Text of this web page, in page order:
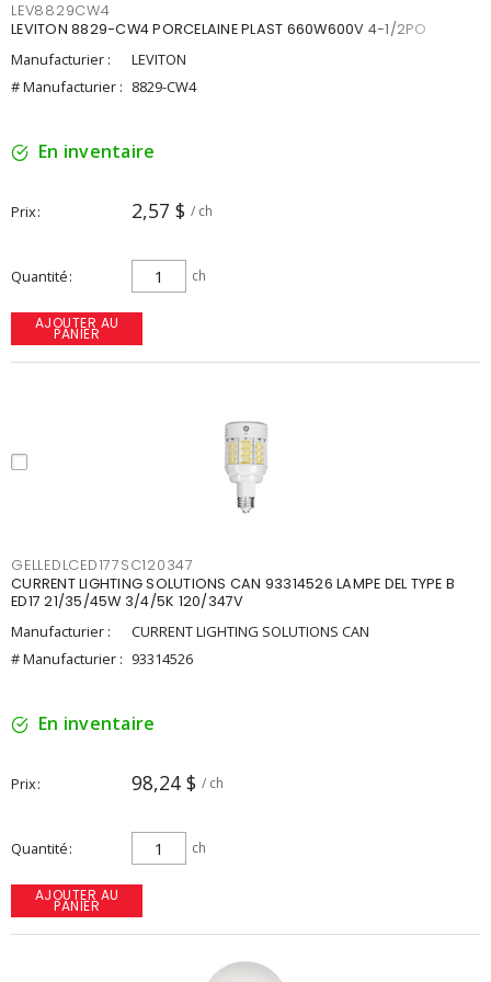
LEV8829CW4
LEVITON 8829-CW4 PORCELAINE PLAST 660W600V 4-1/2PO
Manufacturier :
LEVITON
# Manufacturier : 8829-CW4
En inventaire
Prix 2,57 $ / ch
Quantité ch
AJOUTER AU
PANIER
GELLEDLCED177SC120347
CURRENT LIGHTING SOLUTIONS CAN 93314526 LAMPE DEL TYPE B
ED17 21/35/45W 3/4/5K 120/347V
Manufacturier :
CURRENT LIGHTING SOLUTIONS CAN
# Manufacturier : 93314526
En inventaire
Prix 98,24 $ / ch
Quantité ch
AJOUTER AU
PANIER